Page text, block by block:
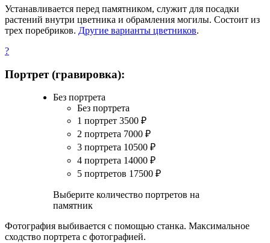
Устанавливается перед памятником, служит для посадки
растений внутри цветника и обрамления могилы. Состоит из
трех поребриков. Другие варианты цветников.
?
Портрет (гравировка):
Без портрета
Без портрета
1 портрет 3500 ₽
2 портрета 7000 ₽
3 портрета 10500 ₽
4 портрета 14000 ₽
5 портретов 17500 ₽
Выберите количество портретов на
памятник
Фотография выбивается с помощью станка. Максимальное
сходство портрета с фотографией.